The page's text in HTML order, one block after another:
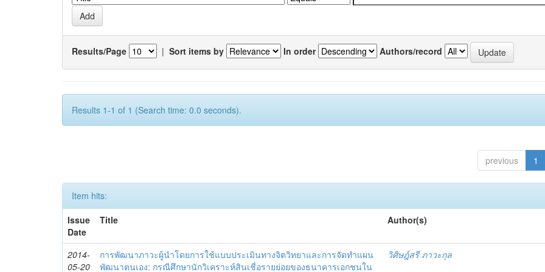
Results/Page | Sort items by In order Authors/record
Results 1-1 of 1 (Search time: 0.0 seconds).
previous 1
Item hits:
Issue
Date
Title Author(s)
2014-
05-20
การพัฒนาภาวะผู้นำโดยการใช้แบบประเมินทางจิตวิทยาและการจัดทำแผน
พัฒนาตนเอง: กรณีศึกษานักวิเคราะห์สินเชื่อรายย่อยของธนาคารเอกชนใน
วิศิษฎ์สรี ภาวะกุล